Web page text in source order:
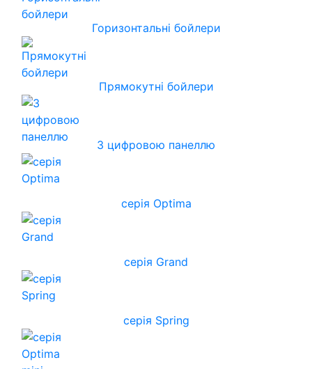
Горизонтальні бойлери
Прямокутні бойлери
З цифровою панеллю
серія Optima
серія Grand
серія Spring